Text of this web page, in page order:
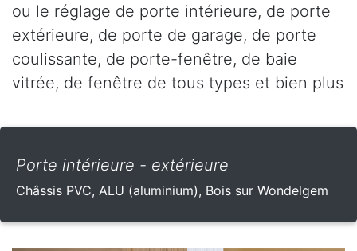
ou le réglage de porte intérieure, de porte
extérieure, de porte de garage, de porte
coulissante, de porte-fenêtre, de baie
vitrée, de fenêtre de tous types et bien plus
Porte intérieure - extérieure
Châssis PVC, ALU (aluminium), Bois sur Wondelgem